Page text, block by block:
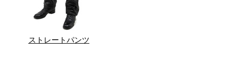
ストレートパンツ